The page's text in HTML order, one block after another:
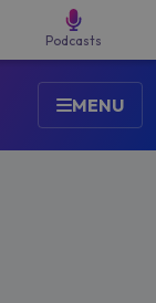
Podcasts
MENU